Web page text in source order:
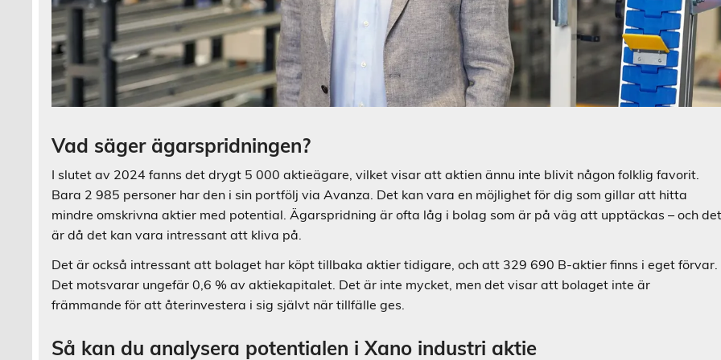
Vad säger ägarspridningen?
I slutet av 2024 fanns det drygt 5 000 aktieägare, vilket visar att aktien ännu inte blivit någon folklig favorit.
Bara 2 985 personer har den i sin portfölj via Avanza. Det kan vara en möjlighet för dig som gillar att hitta
mindre omskrivna aktier med potential. Ägarspridning är ofta låg i bolag som är på väg att upptäckas – och
är då det kan vara intressant att kliva på.
Det är också intressant att bolaget har köpt tillbaka aktier tidigare, och att 329 690 B-aktier finns i eget förvar.
Det motsvarar ungefär 0,6 % av aktiekapitalet. Det är inte mycket, men det visar att bolaget inte är
främmande för att återinvestera i sig självt när tillfälle ges.
Så kan du analysera potentialen i Xano industri aktie